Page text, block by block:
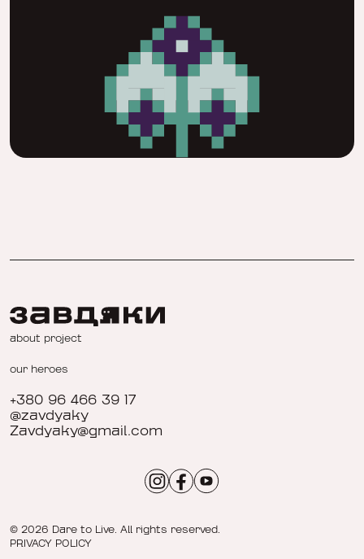
about project
our heroes
+380 96 466 39 17
@zavdyaky
Zavdyaky@gmail.com
© 2026 Dare to Live. All rights reserved.
PRIVACY POLICY